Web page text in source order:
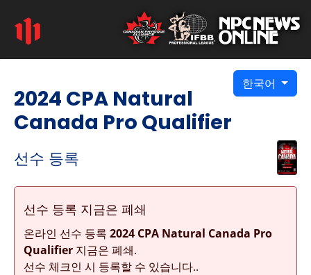
한국어
2024 CPA Natural
Canada Pro Qualifier
선수 등록
선수 등록 지금은 폐쇄
온라인 선수 등록 2024 CPA Natural Canada Pro
Qualifier지금은 폐쇄.
선수 체크인 시 등록할 수 있습니다..